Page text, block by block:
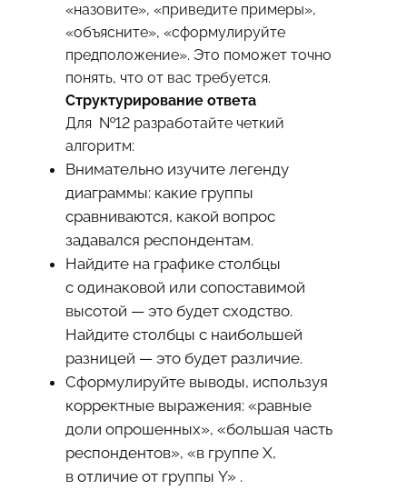
«назовите», «приведите примеры»,
«объясните», «сформулируйте
предположение». Это поможет точно
понять, что от вас требуется.
Структурирование ответа
Для №12 разработайте четкий
алгоритм:
Внимательно изучите легенду
диаграммы: какие группы
сравниваются, какой вопрос
задавался респондентам.
Найдите на графике столбцы
с одинаковой или сопоставимой
высотой — это будет сходство.
Найдите столбцы с наибольшей
разницей — это будет различие.
Сформулируйте выводы, используя
корректные выражения: «равные
доли опрошенных», «большая часть
респондентов», «в группе Х,
в отличие от группы Y» .